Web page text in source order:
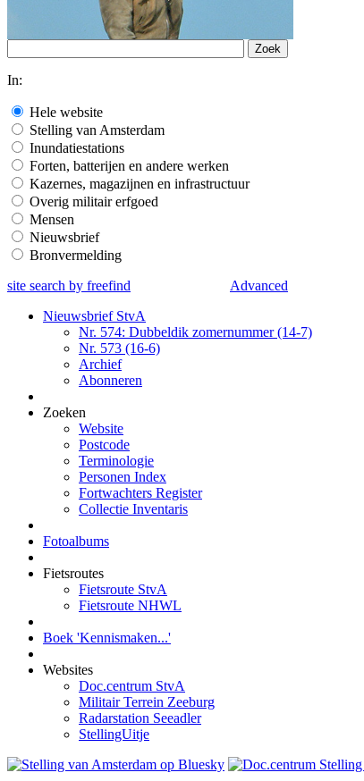
In:
Hele website
Stelling van Amsterdam
Inundatiestations
Forten, batterijen en andere werken
Kazernes, magazijnen en infrastructuur
Overig militair erfgoed
Mensen
Nieuwsbrief
Bronvermelding
site search by freefind
Advanced
Nieuwsbrief StvA
Nr. 574: Dubbeldik zomernummer (14-7)
Nr. 573 (16-6)
Archief
Abonneren
Zoeken
Website
Postcode
Terminologie
Personen Index
Fortwachters Register
Collectie Inventaris
Fotoalbums
Fietsroutes
Fietsroute StvA
Fietsroute NHWL
Boek 'Kennismaken...'
Websites
Doc.centrum StvA
Militair Terrein Zeeburg
Radarstation Seeadler
StellingUitje